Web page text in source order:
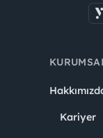
Kariyer